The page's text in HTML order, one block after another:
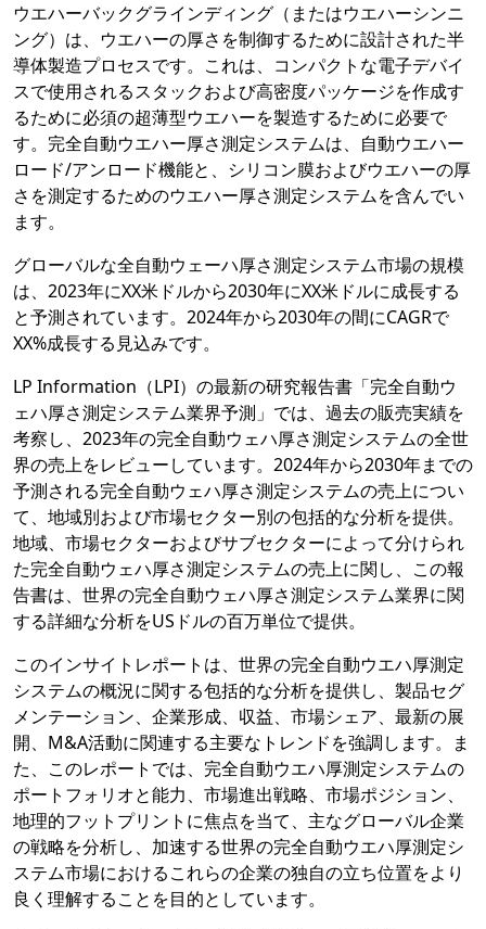
ウエハーバックグラインディング（またはウエハーシンニ
ング）は、ウエハーの厚さを制御するために設計された半
導体製造プロセスです。これは、コンパクトな電子デバイ
スで使用されるスタックおよび高密度パッケージを作成す
るために必須の超薄型ウエハーを製造するために必要で
す。完全自動ウエハー厚さ測定システムは、自動ウエハー
ロード/アンロード機能と、シリコン膜およびウエハーの厚
さを測定するためのウエハー厚さ測定システムを含んでい
ます。
グローバルな全自動ウェーハ厚さ測定システム市場の規模
は、2023年にXX米ドルから2030年にXX米ドルに成長する
と予測されています。2024年から2030年の間にCAGRで
XX%成長する見込みです。
LP Information（LPI）の最新の研究報告書「完全自動ウ
ェハ厚さ測定システム業界予測」では、過去の販売実績を
考察し、2023年の完全自動ウェハ厚さ測定システムの全世
界の売上をレビューしています。2024年から2030年までの
予測される完全自動ウェハ厚さ測定システムの売上につい
て、地域別および市場セクター別の包括的な分析を提供。
地域、市場セクターおよびサブセクターによって分けられ
た完全自動ウェハ厚さ測定システムの売上に関し、この報
告書は、世界の完全自動ウェハ厚さ測定システム業界に関
する詳細な分析をUSドルの百万単位で提供。
このインサイトレポートは、世界の完全自動ウエハ厚測定
システムの概況に関する包括的な分析を提供し、製品セグ
メンテーション、企業形成、収益、市場シェア、最新の展
開、M&A活動に関連する主要なトレンドを強調します。ま
た、このレポートでは、完全自動ウエハ厚測定システムの
ポートフォリオと能力、市場進出戦略、市場ポジション、
地理的フットプリントに焦点を当て、主なグローバル企業
の戦略を分析し、加速する世界の完全自動ウエハ厚測定シ
ステム市場におけるこれらの企業の独自の立ち位置をより
良く理解することを目的としています。